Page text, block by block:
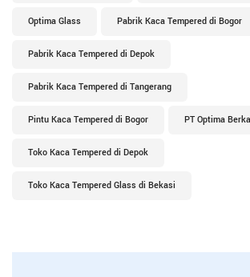
Optima Glass Pabrik Kaca Tempered di Bogor
Pabrik Kaca Tempered di Depok
Pabrik Kaca Tempered di Tangerang
Pintu Kaca Tempered di Bogor PT Optima
Toko Kaca Tempered di Depok
Toko Kaca Tempered Glass di Bekasi